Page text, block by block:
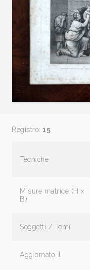
Registro: 15
Tecniche
Misure matrice (H x
B)
Soggetti / Temi
Aggiornato il